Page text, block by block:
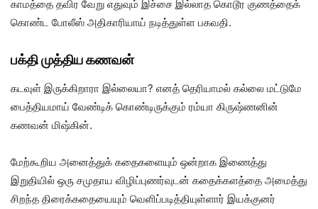
காமத்தை தவிர வேறு எதுவும் இச்சை இல்லாத கொடூர குணத்தைக்
கொண்ட போலீஸ் அதிகாரியாய் நடித்துள்ள பகவதி.
பக்தி முத்திய கணவன்
கடவுள் இருக்கிறாரா இல்லையா? எனத் தெரியாமல் கல்லை மட்டுமே
பைத்தியமாய் வேண்டிக் கொண்டிருக்கும் ரம்யா கிருஷ்ணனின்
கணவன் மிஷ்கின்.
மேற்கூறிய அனைத்துக் கதைகளையும் ஒன்றாக இணைத்து
இறுதியில் ஒரு சமுதாய விழிப்புணர்வுடன் கதைக்களத்தை அமைத்து
சிறந்த திரைக்கதையையும் வெளிப்படித்தியுள்ளார் இயக்குனர்